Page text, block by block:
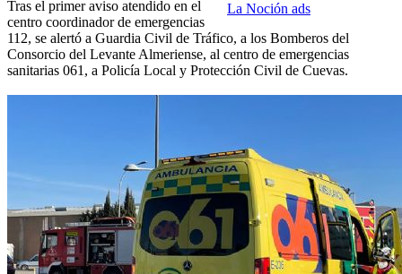
La Noción ads
Tras el primer aviso atendido en el
centro coordinador de emergencias
112, se alertó a Guardia Civil de Tráfico, a los Bomberos del
Consorcio del Levante Almeriense, al centro de emergencias
sanitarias 061, a Policía Local y Protección Civil de Cuevas.